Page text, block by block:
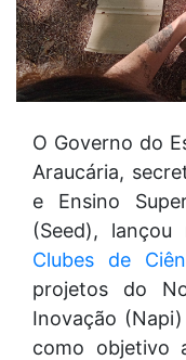
O Governo do
Araucária,
e Ensino
(Seed),
Clubes de
projetos do
Inovação
como objetivo